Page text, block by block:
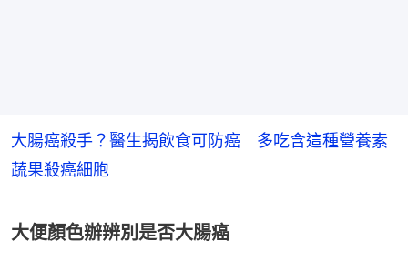
大腸癌殺手？醫生揭飲食可防癌 多吃含這種營養素
蔬果殺癌細胞
大便顏色辦辨別是否大腸癌